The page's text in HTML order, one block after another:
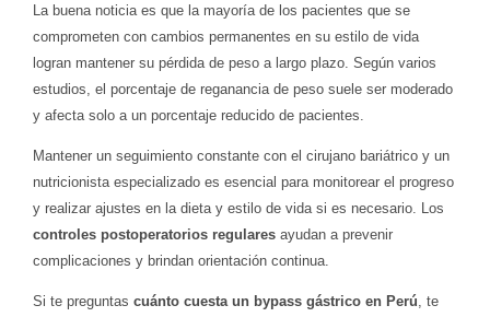
La buena noticia es que la mayoría de los pacientes que se
comprometen con cambios permanentes en su estilo de vida
logran mantener su pérdida de peso a largo plazo. Según varios
estudios, el porcentaje de reganancia de peso suele ser moderado
y afecta solo a un porcentaje reducido de pacientes.
Mantener un seguimiento constante con el cirujano bariátrico y un
nutricionista especializado es esencial para monitorear el progreso
y realizar ajustes en la dieta y estilo de vida si es necesario. Los
controles postoperatorios regulares ayudan a prevenir
complicaciones y brindan orientación continua.
Si te preguntas cuánto cuesta un bypass gástrico en Perú , te